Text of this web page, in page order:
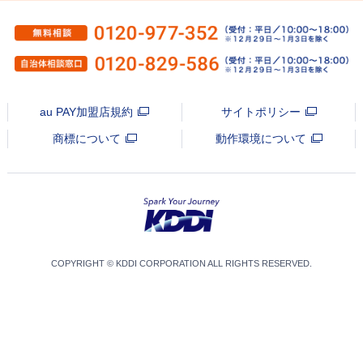
au PAY加盟店規約 サイトポリシー
商標について 動作環境について
COPYRIGHT © KDDI CORPORATION ALL RIGHTS RESERVED.